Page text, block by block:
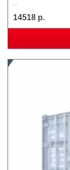
14518 р.